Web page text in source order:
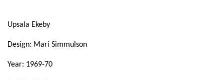
Upsala Ekeby
Design: Mari Simmulson
Year: 1969-70